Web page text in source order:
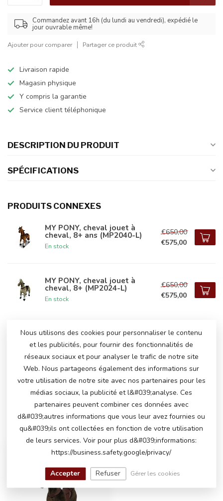
Commandez avant 16h (du lundi au vendredi), expédié le
jour ouvrable même!
Ajouter pour comparer Partager ce produit
Livraison rapide
Magasin physique
Y compris la garantie
Service client téléphonique
DESCRIPTION DU PRODUIT
SPÉCIFICATIONS
PRODUITS CONNEXES
MY PONY, cheval jouet à
cheval, 8+ ans (MP2040-L)
En stock
€650,00
€575,00
MY PONY, cheval jouet à
cheval, 8+ (MP2024-L)
En stock
€650,00
€575,00
AVEZ-VOUS DES QUESTIONS SUR CE
PRODUIT?
N'hésitez pas à contacter notre service client
viainfo@atoys.beou au+323 808 13 07. Nous
serons heureux de vous aider !
VU(S) RÉCEMMENT
Nous utilisons des cookies pour personnaliser le contenu
et les publicités, pour fournir des fonctionnalités de
réseaux sociaux et pour analyser le trafic de notre site
Web. Nous partageons également des informations sur
votre utilisation de notre site avec nos partenaires pour les
médias sociaux, la publicité et l&#039;analyse. Ces
partenaires peuvent combiner ces données avec
d&#039;autres informations que vous leur avez fournies ou
qu&#039;ils ont collectées en fonction de votre utilisation
de leurs services. Voir pour plus d&#039;informations:
https://business.safety.google/privacy/
Accepter Refuser Gérer les cookies